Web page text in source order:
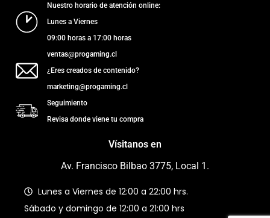
Nuestro horario de atención online:
Lunes a Viernes
09:00 horas a 17:00 horas
ventas@progaming.cl
¿Eres creados de contenido?
marketing@progaming.cl
Seguimiento
Revisa donde viene tu compra
Vísitanos en
Av. Francisco Bilbao 3775, Local 1.
Lunes a Viernes de 12:00 a 22:00 hrs.
Sábado y domingo de 12:00 a 21:00 hrs